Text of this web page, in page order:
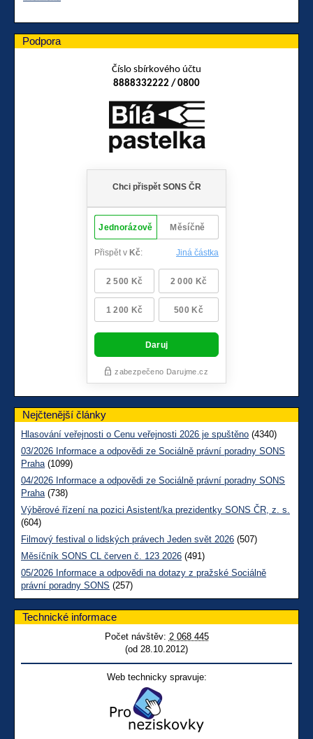
Podpora
Číslo sbírkového účtu
8888332222 / 0800
Nejčtenější články
Hlasování veřejnosti o Cenu veřejnosti 2026 je spuštěno (4340)
03/2026 Informace a odpovědi ze Sociálně právní poradny SONS
Praha(1099)
04/2026 Informace a odpovědi ze Sociálně právní poradny SONS
Praha(738)
Výběrové řízení na pozici Asistent/ka prezidentky SONS ČR, z. s.
(604)
Filmový festival o lidských právech Jeden svět 2026 (507)
Měsíčník SONS CL červen č. 123 2026 (491)
05/2026 Informace a odpovědi na dotazy z pražské Sociálně
právní poradny SONS (257)
Technické informace
Počet návštěv: 2 068 445
(od 28.10.2012)
Web technicky spravuje: